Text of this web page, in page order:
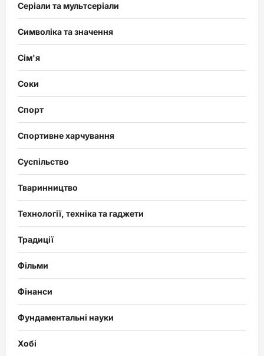
Серіали та мультсеріали
Символіка та значення
Сім'я
Соки
Спорт
Спортивне харчування
Суспільство
Тваринництво
Технології, техніка та гаджети
Традиції
Фільми
Фінанси
Фундаментальні науки
Хобі